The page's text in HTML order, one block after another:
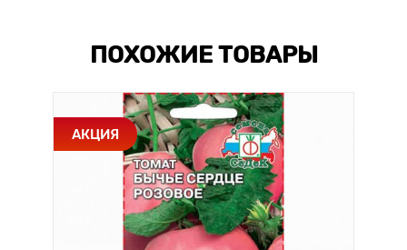
ПОХОЖИЕ ТОВАРЫ
АКЦИЯ